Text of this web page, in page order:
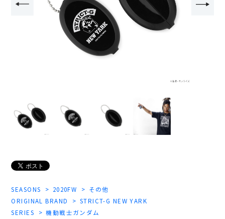
SEASONS 2020FW
その他
ORIGINAL BRAND
STRICT-G NEW YARK
SERIES
機動戦士ガンダム